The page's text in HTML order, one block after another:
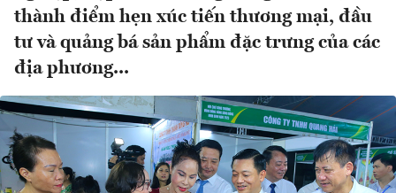
thành điểm hẹn xúc tiến thương mại, đầu
tư và quảng bá sản phẩm đặc trưng của các
địa phương...